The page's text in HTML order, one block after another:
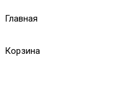
Главная
Корзина